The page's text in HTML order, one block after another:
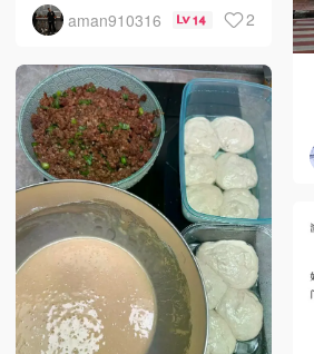
aman910316 14 2